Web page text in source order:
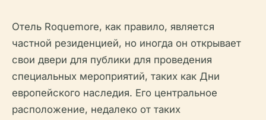
Отель Roquemore, как правило, является
частной резиденцией, но иногда он открывает
свои двери для публики для проведения
специальных мероприятий, таких как Дни
европейского наследия. Его центральное
расположение, недалеко от таких